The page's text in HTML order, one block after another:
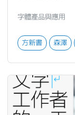
字體產品與應用
方新書 森澤